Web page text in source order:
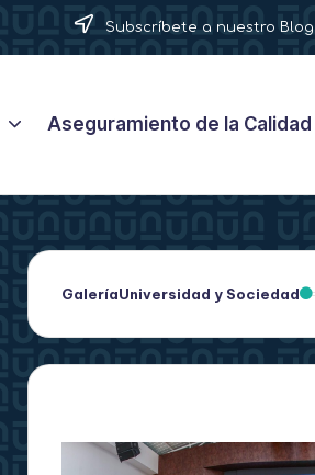
Subscríbete a nuestro Blog.
Aseguramiento de la Calidad
GaleríaUniversidad y Sociedad